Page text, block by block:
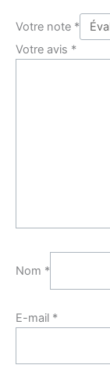
Votre note *
Votre avis *
Nom *
E-mail *